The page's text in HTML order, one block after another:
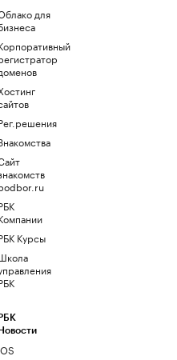
для
Курсы
РБК
Новости